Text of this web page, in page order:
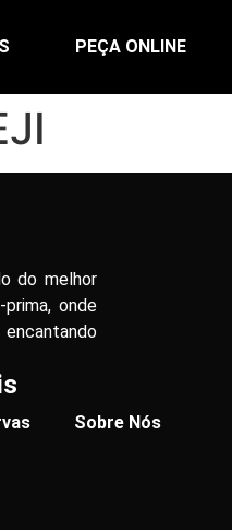
PEÇA ONLINE
do melhor
onde
Sobre Nós